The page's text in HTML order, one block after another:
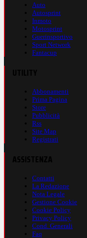
Auto
Autosprint
Inmoto
Motosprint
Guerinsportivo
Sport Network
Fantacup
Abbonamenti
Prima Pagina
Store
Pubblicità
Rss
Site Map
Registrati
Contatti
La Redazione
Nota Legale
Gestione Cookie
Cookie Policy
Privacy Policy
Cond. Generali
Faq